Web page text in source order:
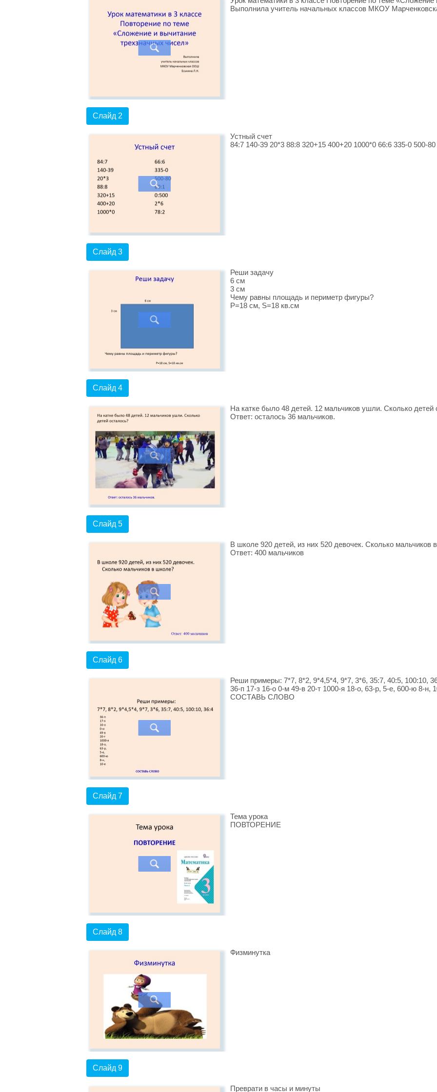
Выполнила учитель начальных классов МКОУ
Слайд 2
Устный счет
84:7 140-39 20*3 88:8 320+15 400+20 1000*0 66:6 335-0 500-
Слайд 3
Реши задачу
6 см
3 см
Чему равны площадь и периметр фигуры?
P=18 см, S=18 кв.см
Слайд 4
На катке было 48 детей. 12 мальчиков ушли. Сколько детей
Ответ: осталось 36 мальчиков.
Слайд 5
В школе 920 детей, из них 520 девочек. Сколько мальчиков
Ответ: 400 мальчиков
Слайд 6
Реши примеры: 7*7, 8*2, 9*4,5*4, 9*7, 3*6, 35:7, 40:5, 100:10,
36-п 17-з 16-о 0-м 49-в 20-т 1000-я 18-о, 63-р, 5-е, 600-ю 8-н,
СОСТАВЬ СЛОВО
Слайд 7
Тема урока
ПОВТОРЕНИЕ
Слайд 8
Физминутка
Слайд 9
Преврати в часы и минуты